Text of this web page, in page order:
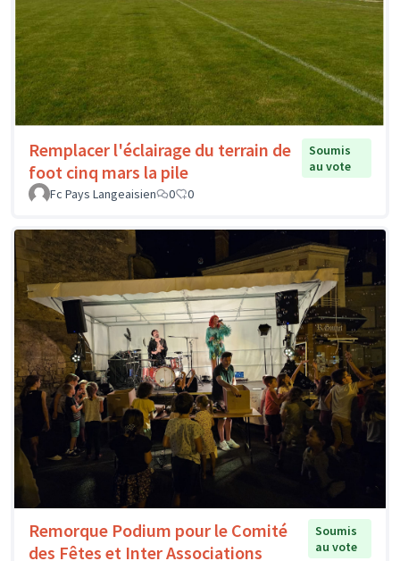
Remplacer l'éclairage du terrain de
foot cinq mars la pile
Soumis
au vote
Fc Pays Langeaisien
0 0
Remorque Podium pour le Comité
des Fêtes et Inter Associations
Soumis
au vote